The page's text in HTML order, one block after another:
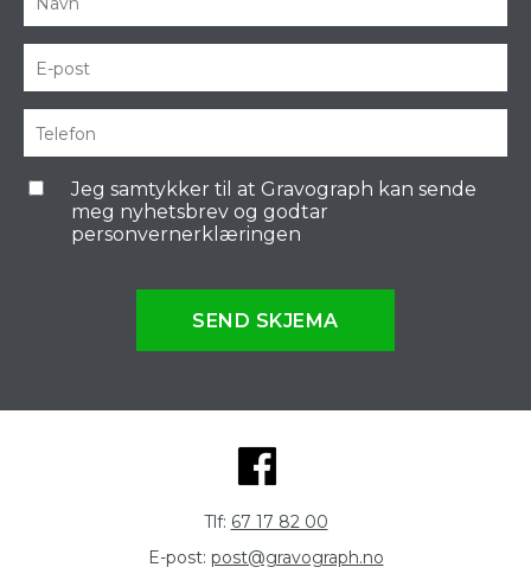
Jeg samtykker til at Gravograph kan sende
meg nyhetsbrev og godtar
personvernerklæringen
SEND SKJEMA
Tlf: 67 17 82 00
E-post: post@gravograph.no